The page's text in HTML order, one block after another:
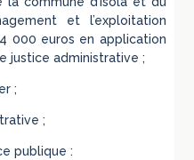
et l’exploitation
000 euros en application
justice administrative ;
;
;
publique :